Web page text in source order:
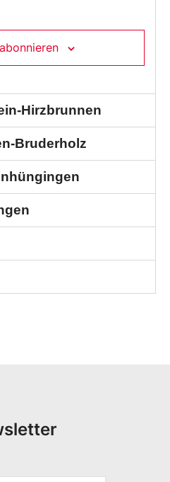
Hirzbrunnen
Bruderholz